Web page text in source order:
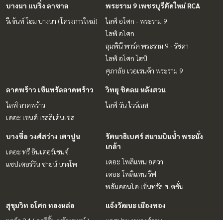
บางนา แบริ่ง ลาซาล
รีเจ้นท์ โฮม บางนา (โครงการใหม่)
พระราม 9 เพชรบุรีตัดใหม่ RCA
ไลฟ์ อโศก - พระราม 9
ไลฟ์ อโศก
ลุมพินี พาร์ค พระราม 9 - รัชดา
ไลฟ์ อโศก ไฮป์
ศุภาลัย เวอเรนด้า พระราม 9
ลาดพร้าว เซ็นทรัลลาดพร้าว
ไลฟ์ ลาดพร้าว
เดอะ เซนต์ เรสสิเด้นเซส
วิทยุ ชิดลม หลังสวน
ไลฟ์ วัน ไวร์เลส
บางซื่อ วงศ์สว่าง เตาปูน
เดอะ ทรี อินเตอร์เชนจ์
แชปเตอร์วัน ชายน์ บางโพ
รัตนาธิเบศร์ สนามบินน้ำ พระนั่ง
เกล้า
เดอะ โพลิแทน อควา
เดอะ โพลิแทน รีฟ
พลัมคอนโด เซ็นทรัล สเตชั่น
สุขุมวิท อโศก ทองหล่อ
แจ้งวัฒนะ เมืองทอง